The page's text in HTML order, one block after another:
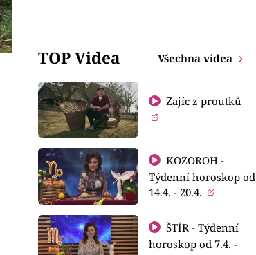
TOP Videa Všechna videa
Zajíc z proutků
KOZOROH -
Týdenní horoskop od
14.4. - 20.4.
ŠTÍR - Týdenní
horoskop od 7.4. -